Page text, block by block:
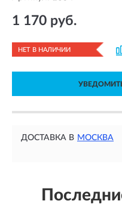
1 170 руб.
НЕТ В НАЛИЧИИ
ДОСТАВКА В МОСКВА